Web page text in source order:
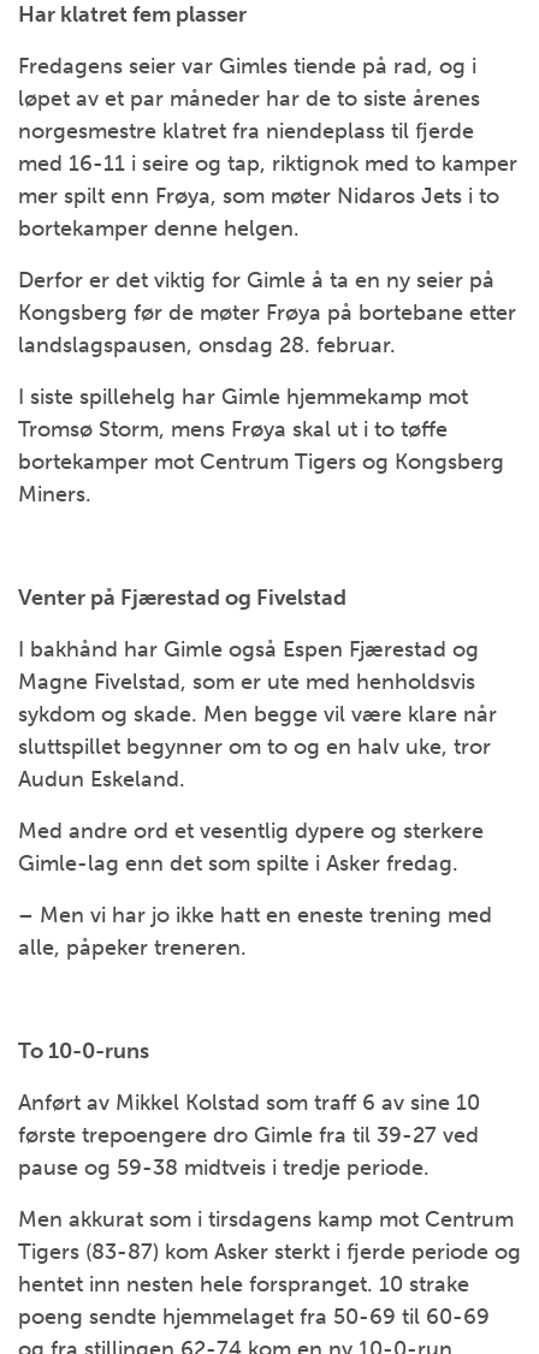
Har klatret fem plasser
Fredagens seier var Gimles tiende på rad, og i
løpet av et par måneder har de to siste årenes
norgesmestre klatret fra niendeplass til fjerde
med 16-11 i seire og tap, riktignok med to kamper
mer spilt enn Frøya, som møter Nidaros Jets i to
bortekamper denne helgen.
Derfor er det viktig for Gimle å ta en ny seier på
Kongsberg før de møter Frøya på bortebane etter
landslagspausen, onsdag 28. februar.
I siste spillehelg har Gimle hjemmekamp mot
Tromsø Storm, mens Frøya skal ut i to tøffe
bortekamper mot Centrum Tigers og Kongsberg
Miners.
Venter på Fjærestad og Fivelstad
I bakhånd har Gimle også Espen Fjærestad og
Magne Fivelstad, som er ute med henholdsvis
sykdom og skade. Men begge vil være klare når
sluttspillet begynner om to og en halv uke, tror
Audun Eskeland.
Med andre ord et vesentlig dypere og sterkere
Gimle-lag enn det som spilte i Asker fredag.
– Men vi har jo ikke hatt en eneste trening med
alle, påpeker treneren.
To 10-0-runs
Anført av Mikkel Kolstad som traff 6 av sine 10
første trepoengere dro Gimle fra til 39-27 ved
pause og 59-38 midtveis i tredje periode.
Men akkurat som i tirsdagens kamp mot Centrum
Tigers (83-87) kom Asker sterkt i fjerde periode og
hentet inn nesten hele forspranget. 10 strake
poeng sendte hjemmelaget fra 50-69 til 60-69